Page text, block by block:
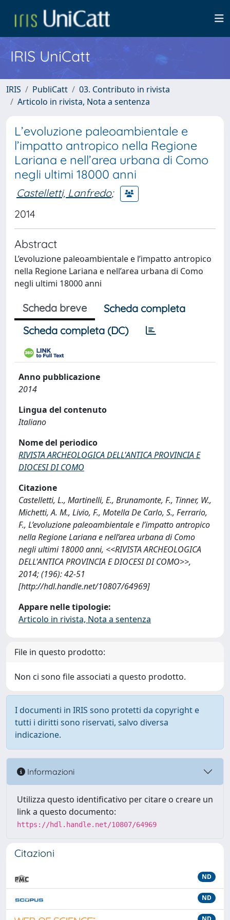
IRIS UniCatt
IRIS PubliCatt
03. Contributo in rivista
Articolo in rivista, Nota a sentenza
L’evoluzione paleoambientale e
l’impatto antropico nella Regione
Lariana e nell’area urbana di Como
negli ultimi 18000 anni
Castelletti, Lanfredo;
2014
Abstract
L’evoluzione paleoambientale e l’impatto antropico
nella Regione Lariana e nell’area urbana di Como
negli ultimi 18000 anni
Scheda breve
Scheda completa
Scheda completa (DC)
Anno pubblicazione
2014
Lingua del contenuto
Italiano
Nome del periodico
RIVISTA ARCHEOLOGICA DELL'ANTICA PROVINCIA E
DIOCESI DI COMO
Citazione
Castelletti, L., Martinelli, E., Brunamonte, F., Tinner, W.,
Michetti, A. M., Livio, F., Motella De Carlo, S., Ferrario,
F., L’evoluzione paleoambientale e l’impatto antropico
nella Regione Lariana e nell’area urbana di Como
negli ultimi 18000 anni, <<RIVISTA ARCHEOLOGICA
DELL'ANTICA PROVINCIA E DIOCESI DI COMO>>,
2014; (196): 42-51
[http://hdl.handle.net/10807/64969]
Appare nelle tipologie:
Articolo in rivista, Nota a sentenza
File in questo prodotto:
Non ci sono file associati a questo prodotto.
I documenti in IRIS sono protetti da copyright e
tutti i diritti sono riservati, salvo diversa
indicazione.
Informazioni
Utilizza questo identificativo per citare o creare un
link a questo documento:
https://hdl.handle.net/10807/64969
Citazioni
ND
ND